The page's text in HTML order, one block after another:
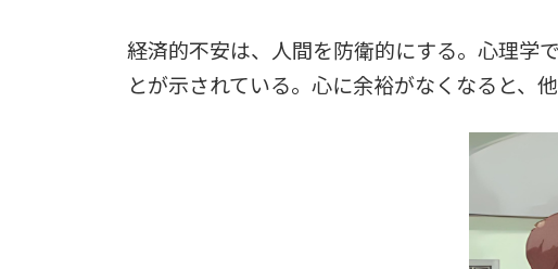
経済的不安は、人間を防衛的にする。心理学
とが示されている。心に余裕がなくなると、